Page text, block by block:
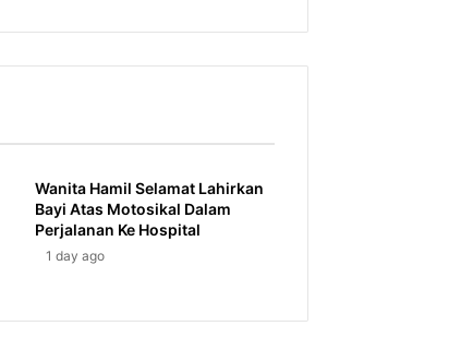
Wanita Hamil Selamat Lahirkan
Bayi Atas Motosikal Dalam
Perjalanan Ke Hospital
1 day ago